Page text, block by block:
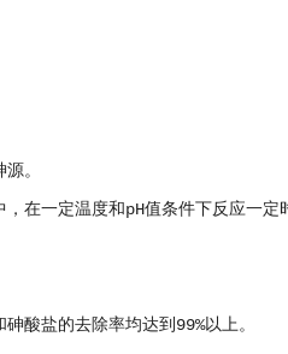
。
在一定温度和pH值条件下反应一定
酸盐的去除率均达到99%以上。